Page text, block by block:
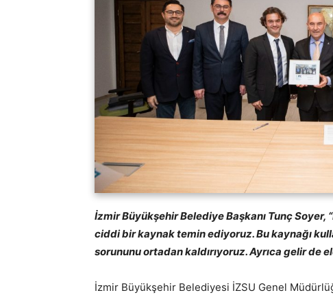
İzmir Büyükşehir Belediye Başkanı Tunç Soyer,
ciddi bir kaynak temin ediyoruz. Bu kaynağı
sorununu ortadan kaldırıyoruz. Ayrıca gelir de
İzmir Büyükşehir Belediyesi İZSU Genel